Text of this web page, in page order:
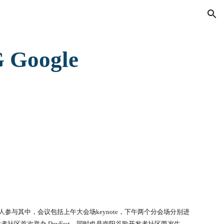
Google
参与其中，会议包括上午大会场keynote，下午两个分会场分别进